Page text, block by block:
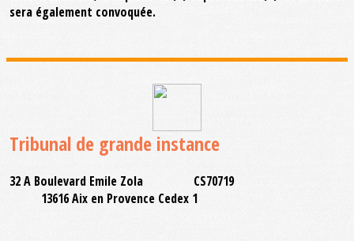
sera également convoquée.
Tribunal de grande instance
32 A Boulevard Emile Zola CS70719
13616 Aix en Provence Cedex 1